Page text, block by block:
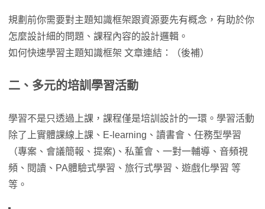
規劃前你需要對主題知識框架跟資源要先有概念，有助於你
怎麼設計細的問題、課程內容的設計邏輯。
如何快速學習主題知識框架 文章連結：（後補）
二、多元的培訓學習活動
學習不是只透過上課，課程僅是培訓設計的一環。學習活動
除了上實體課線上課、E-learning、讀書會、任務型學習
（專案、會議簡報、提案)、私董會、一對一輔導、音頻視
頻、閱讀、PA體驗式學習、旅行式學習、遊戲化學習 等
等。